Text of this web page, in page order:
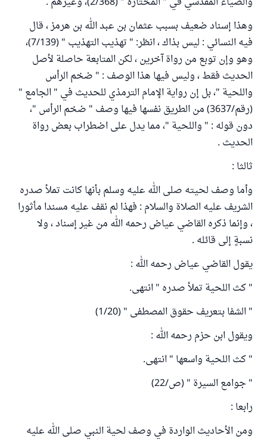
وهذا إسناد ضعيف بسبب عثمان بن عبد الله بن هرمز ، قال
فيه النسائي : ليس بذاك ، انظر: " تهذيب التهذيب " (7/139)،
وهو وإن توبع من رواة آخرين ، لكن المتابعة حاصلة لأصل
الحديث فقط ، وليس فيها هذا الوصف : " ضخم الرأس
واللحية "، بل إن رواية الإمام الترمذي للحديث في " الجامع "
(رقم/3637) من الطريق نفسها فيها وصف " ضخم الرأس "،
دون قوله : " واللحية "، مما يدل على اضطراب بعض رواة
الحديث .
ثالثا :
وأما وصف لحيته صلى الله عليه وسلم بأنها كانت تملأ صدره
الشريف عليه الصلاة والسلام : فهذا لم نقف عليه مسندا مأثورا
، وإنما ذكره القاضي عياض رحمه الله من غير إسناد ، ولا
نسبةٍ إلى قائله .
يقول القاضي عياض رحمه الله :
" كث اللحية تملأ صدره " انتهى.
" الشفا بتعريف حقوق المصطفى " (1/20)
ويقول ابن حزم رحمه الله :
" كث اللحية واسعها " انتهى.
" جوامع السيرة " (ص/22)
رابعا :
ومن الأحاديث الواردة في وصف لحية النبي صلى الله عليه